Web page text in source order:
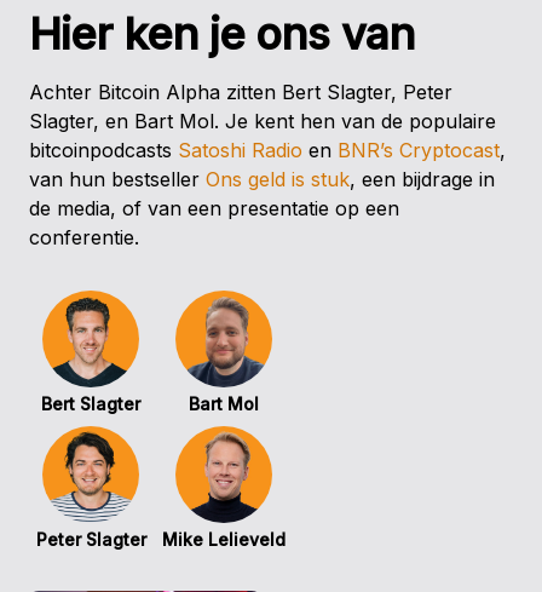
Hier ken je ons van
Achter Bitcoin Alpha zitten Bert Slagter, Peter
Slagter, en Bart Mol. Je kent hen van de populaire
bitcoinpodcasts Satoshi Radio en BNR’s Cryptocast,
van hun bestseller Ons geld is stuk, een bijdrage in
de media, of van een presentatie op een
conferentie.
Bert Slagter Bart Mol
Peter Slagter Mike Lelieveld